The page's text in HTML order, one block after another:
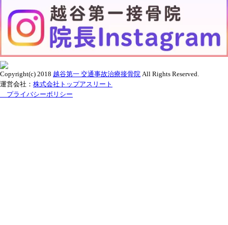
Copyright(c) 2018 越谷第一 交通事故治療接骨院 All Rights Reserved.
運営会社： 株式会社トップアスリート
プライバシーボリシー